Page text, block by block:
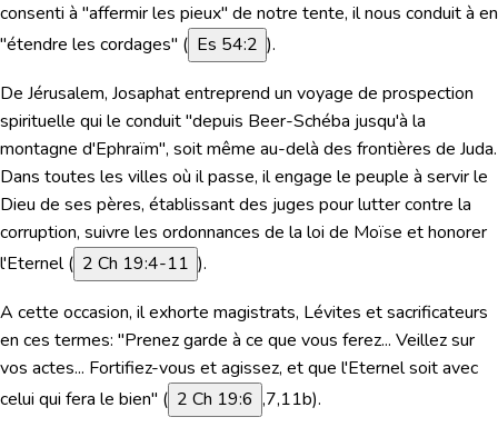
consenti à "affermir les pieux" de notre tente, il nous conduit à en
"étendre les cordages" ( Es 54:2 ).
De Jérusalem, Josaphat entreprend un voyage de prospection
spirituelle qui le conduit "depuis Beer-Schéba jusqu'à la
montagne d'Ephraïm", soit même au-delà des frontières de Juda.
Dans toutes les villes où il passe, il engage le peuple à servir le
Dieu de ses pères, établissant des juges pour lutter contre la
corruption, suivre les ordonnances de la loi de Moïse et honorer
l'Eternel ( 2 Ch 19:4-11 ).
A cette occasion, il exhorte magistrats, Lévites et sacrificateurs
en ces termes: "Prenez garde à ce que vous ferez... Veillez sur
vos actes... Fortifiez-vous et agissez, et que l'Eternel soit avec
celui qui fera le bien" ( 2 Ch 19:6 ,7,11b).